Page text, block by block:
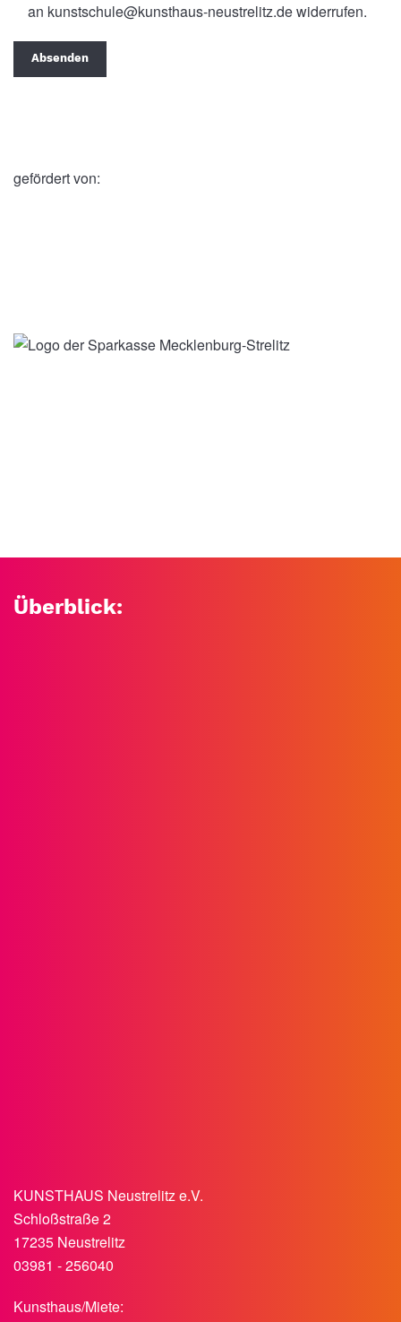
an kunstschule@kunsthaus-neustrelitz.dewiderrufen.
gefördert von:
Überblick:
KUNSTHAUS Neustrelitz e.V.
Schloßstraße 2
17235 Neustrelitz
03981 - 256040
Kunsthaus/Miete: